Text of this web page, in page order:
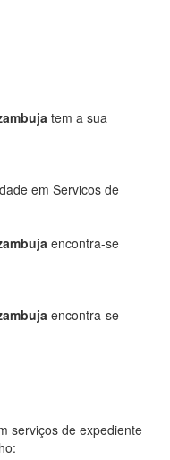
tem a sua
em Servicos de
encontra-se
encontra-se
serviços de expediente